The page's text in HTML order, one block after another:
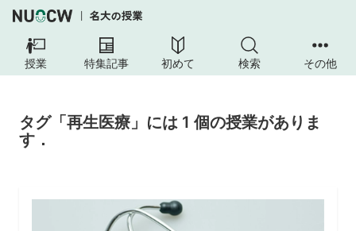
授業 特集記事 初めて 検索 その他
タグ「再生医療」には 1 個の授業がありま
す．